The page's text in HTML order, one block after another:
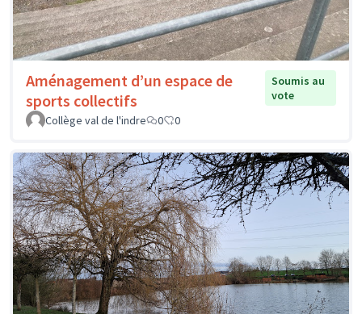
Aménagement d’un espace de
sports collectifs
Soumis au
vote
Collège val de l'indre
0 0